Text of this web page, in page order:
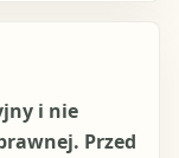
i nie
Przed